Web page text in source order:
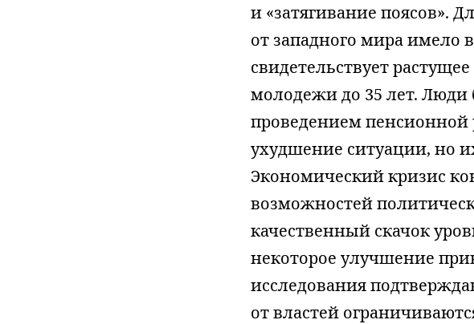
и «затягивание поясов».
от западного мира имело
свидетельствует
молодежи до 35 лет. Люди
проведением пенсионной
ухудшение ситуации, но
Экономический кризис
возможностей
качественный скачок
некоторое улучшение
исследования
от властей